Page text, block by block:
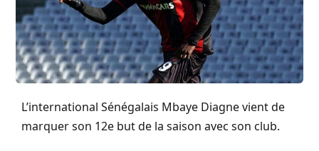
L’international Sénégalais Mbaye Diagnevient de
marquer son 12e but de la saison avec son club.